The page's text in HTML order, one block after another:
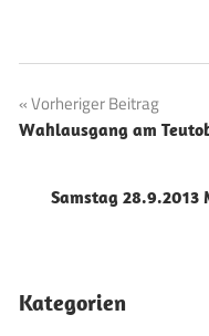
Vorheriger Beitrag
Wahlausgang am
Samstag 28.9.2013
Kategorien